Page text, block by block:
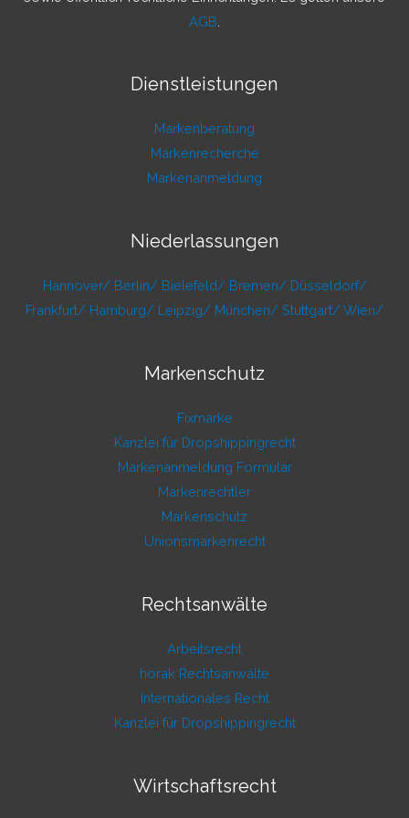
AGB
Dienstleistungen
Markenberatung
Markenrecherche
Markenanmeldung
Niederlassungen
Hannover/ Berlin/ Bielefeld/ Bremen/ Düsseldorf/
Frankfurt/ Hamburg/ Leipzig/ München/ Stuttgart/ Wien/
Markenschutz
Fixmarke
Kanzlei für Dropshippingrecht
Markenanmeldung Formular
Markenrechtler
Markenschutz
Unionsmarkenrecht
Rechtsanwälte
Arbeitsrecht
horak Rechtsanwälte
Internationales Recht
Kanzlei für Dropshippingrecht
Wirtschaftsrecht